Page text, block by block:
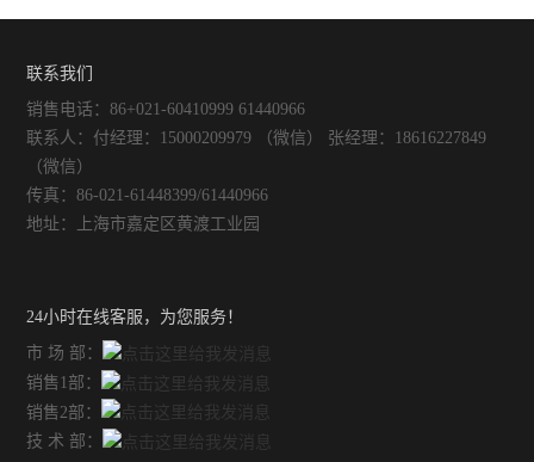
联系我们
销售电话：86+021-60410999 61440966
联系人：付经理：15000209979 （微信） 张经理：18616227849
（微信）
传真：86-021-61448399/61440966
地址：上海市嘉定区黄渡工业园
24小时在线客服，为您服务！
市 场 部：
销售1部：
销售2部：
技 术 部：